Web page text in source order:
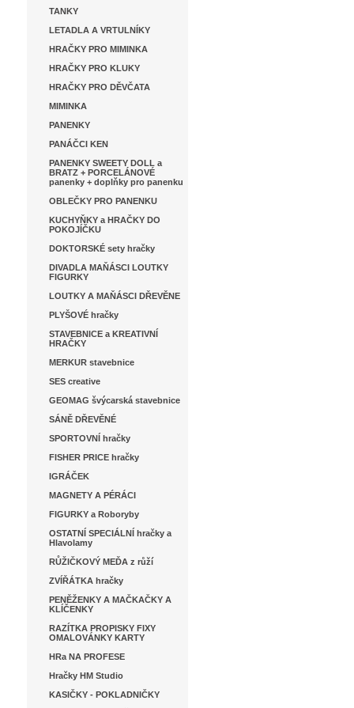
TANKY
LETADLA A VRTULNÍKY
HRAČKY PRO MIMINKA
HRAČKY PRO KLUKY
HRAČKY PRO DĚVČATA
MIMINKA
PANENKY
PANÁČCI KEN
PANENKY SWEETY DOLL a
BRATZ + PORCELÁNOVÉ
panenky + doplňky pro panenku
OBLEČKY PRO PANENKU
KUCHYŇKY a HRAČKY DO
POKOJÍČKU
DOKTORSKÉ sety hračky
DIVADLA MAŇÁSCI LOUTKY
FIGURKY
LOUTKY A MAŇÁSCI DŘEVĚNE
PLYŠOVÉ hračky
STAVEBNICE a KREATIVNÍ
HRAČKY
MERKUR stavebnice
SES creative
GEOMAG švýcarská stavebnice
SÁNĚ DŘEVĚNÉ
SPORTOVNÍ hračky
FISHER PRICE hračky
IGRÁČEK
MAGNETY A PÉRÁCI
FIGURKY a Roboryby
OSTATNÍ SPECIÁLNÍ hračky a
Hlavolamy
RŮŽIČKOVÝ MEĎA z růží
ZVÍŘÁTKA hračky
PENĚŽENKY A MAČKAČKY A
KLÍČENKY
RAZÍTKA PROPISKY FIXY
OMALOVÁNKY KARTY
HRa NA PROFESE
Hračky HM Studio
KASIČKY - POKLADNIČKY